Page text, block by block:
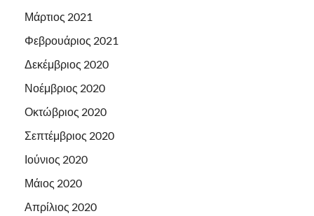
Μάρτιος 2021
Φεβρουάριος 2021
Δεκέμβριος 2020
Νοέμβριος 2020
Οκτώβριος 2020
Σεπτέμβριος 2020
Ιούνιος 2020
Μάιος 2020
Απρίλιος 2020